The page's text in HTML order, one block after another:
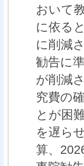
おいて
に依る
に削減
勧告に
が削減
究費の
とが困
を遅ら
算、